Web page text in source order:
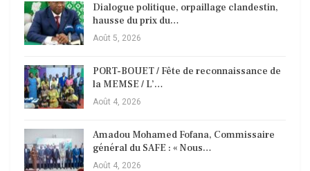
Dialogue politique, orpaillage clandestin,
hausse du prix du…
Août 5, 2026
PORT-BOUET / Fête de reconnaissance de
la MEMSE / L’…
Août 4, 2026
Amadou Mohamed Fofana, Commissaire
général du SAFE : « Nous…
Août 4, 2026